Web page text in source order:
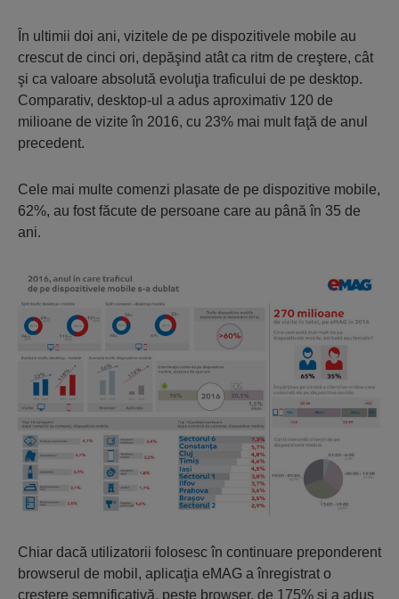
În ultimii doi ani, vizitele de pe dispozitivele mobile au
crescut de cinci ori, depăşind atât ca ritm de creştere, cât
şi ca valoare absolută evoluţia traficului de pe desktop.
Comparativ, desktop-ul a adus aproximativ 120 de
milioane de vizite în 2016, cu 23% mai mult faţă de anul
precedent.
Cele mai multe comenzi plasate de pe dispozitive mobile,
62%, au fost făcute de persoane care au până în 35 de
ani.
Chiar dacă utilizatorii folosesc în continuare preponderent
browserul de mobil, aplicaţia eMAG a înregistrat o
creştere semnificativă, peste browser, de 175% şi a adus